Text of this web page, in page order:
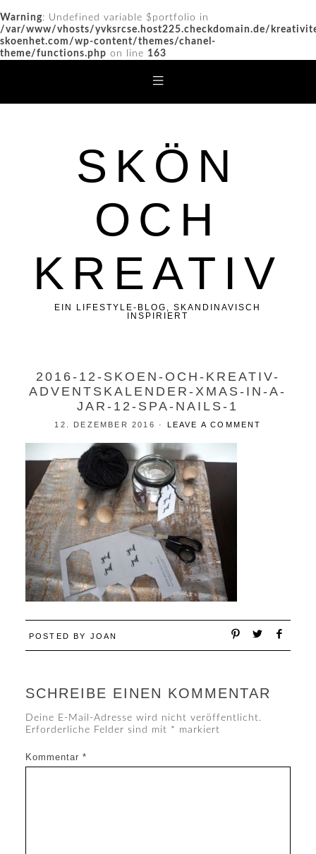
Warning: Undefined variable $portfolio in
/var/www/vhosts/yvksrcse.host225.checkdomain.de/
skoenhet.com/wp-content/themes/chanel-
theme/functions.php on line 163
SKÖN
OCH
KREATIV
EIN LIFESTYLE-BLOG, SKANDINAVISCH
INSPIRIERT
2016-12-SKOEN-OCH-KREATIV-
ADVENTSKALENDER-XMAS-IN-A-
JAR-12-SPA-NAILS-1
12. DEZEMBER 2016 · LEAVE A COMMENT
POSTED BY JOAN
SCHREIBE EINEN KOMMENTAR
Deine E-Mail-Adresse wird nicht veröffentlicht.
Erforderliche Felder sind mit * markiert
Kommentar *